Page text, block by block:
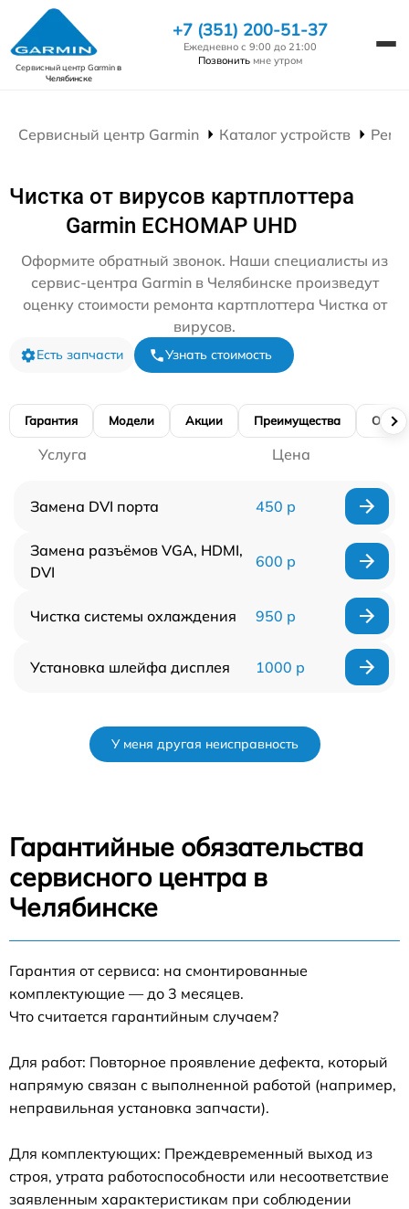
Сервисный центр Garminв
Челябинске
+7 (351) 200-51-37
Ежедневно с 9:00 до 21:00
Позвонить мне утром
Сервисный центр Garmin Каталог устройств
Чистка от вирусов картплоттера
Garmin ECHOMAP UHD
Оформите обратный звонок. Наши специалисты из
сервис-центра Garmin в Челябинске произведут
оценку стоимости ремонта картплоттера Чистка от
вирусов.
Есть запчасти Узнать стоимость
Гарантия Модели Акции Преимущества
Услуга Цена
Замена DVI порта 450 р
Замена разъёмов VGA, HDMI,
DVI
600 р
Чистка системы охлаждения 950 р
Установка шлейфа дисплея 1000 р
У меня другая неисправность
Гарантийные обязательства
сервисного центра в
Челябинске
Гарантия от сервиса: на смонтированные
комплектующие — до 3 месяцев.
Что считается гарантийным случаем?
Для работ: Повторное проявление дефекта, который
напрямую связан с выполненной работой (например,
неправильная установка запчасти).
Для комплектующих: Преждевременный выход из
строя, утрата работоспособности или несоответствие
заявленным характеристикам при соблюдении